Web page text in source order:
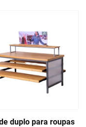
duplo para roupas